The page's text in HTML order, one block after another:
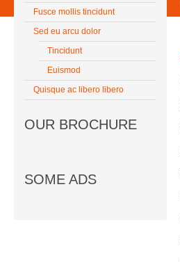
Fusce mollis tincidunt
Sed eu arcu dolor
Tincidunt
Euismod
Quisque ac libero libero
OUR BROCHURE
SOME ADS